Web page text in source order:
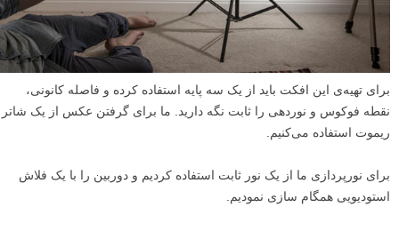
برای تهیه‌ی این افکت باید از یک سه پایه استفاده کرده و فاصله کانونی،
نقطه فوکوس و نوردهی را ثابت نگه دارید. ما برای گرفتن عکس از یک شاتر
ریموت استفاده می‌کنیم.
برای نورپردازی ما از یک نور ثابت استفاده کردیم و دوربین را با یک فلاش
استودیویی همگام سازی نمودیم.